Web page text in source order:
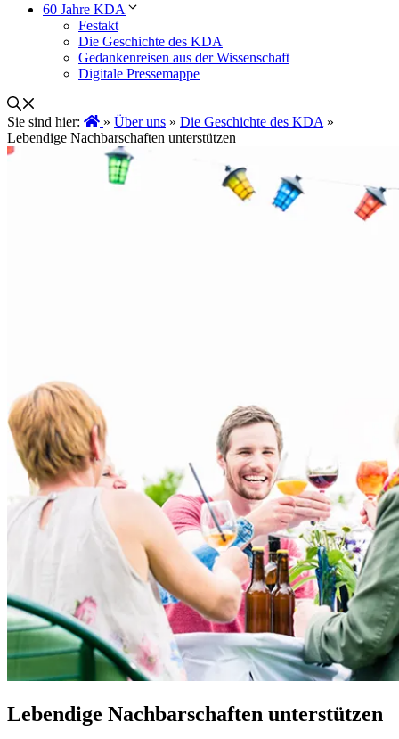
60 Jahre KDA
Festakt
Die Geschichte des KDA
Gedankenreisen aus der Wissenschaft
Digitale Pressemappe
Sie sind hier: » Über uns » Die Geschichte des KDA »
Lebendige Nachbarschaften unterstützen
Lebendige Nachbarschaften unterstützen